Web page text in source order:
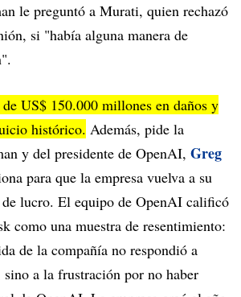
le preguntó a Murati, quien rechazó
si "había alguna manera de
US$ 150.000 millones en daños y
histórico. Además, pide la
y del presidente de OpenAI, Greg
para que la empresa vuelva a su
lucro. El equipo de OpenAI calificó
como una muestra de resentimiento:
de la compañía no respondió a
a la frustración por no haber